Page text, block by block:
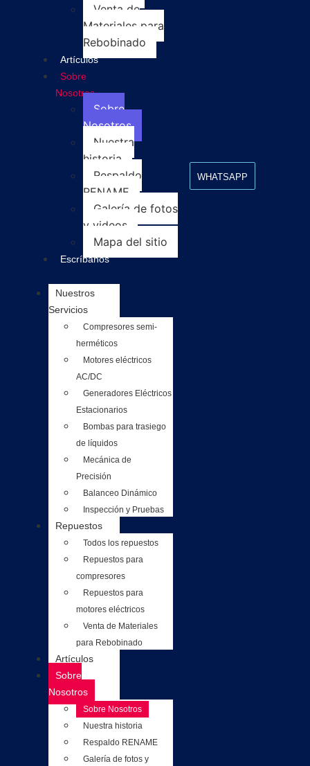
Venta de
Materiales para
Rebobinado
Artículos
Sobre
Nosotros
Sobre
Nosotros
Nuestra
historia
Respaldo
RENAME
Galería de fotos
y videos
Mapa del sitio
Escríbanos
Nuestros
Servicios
Compresores semi-
herméticos
Motores eléctricos
AC/DC
Generadores Eléctricos
Estacionarios
Bombas para trasiego
de líquidos
Mecánica de
Precisión
Balanceo Dinámico
Inspección y Pruebas
Repuestos
Todos los repuestos
Repuestos para
compresores
Repuestos para
motores eléctricos
Venta de Materiales
para Rebobinado
Artículos
Sobre
Nosotros
Sobre Nosotros
Nuestra historia
Respaldo RENAME
Galería de fotos y
WHATSAPP